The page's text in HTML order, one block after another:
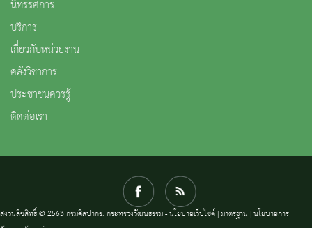
นิทรรศการ
บริการ
เกี่ยวกับหน่วยงาน
คลังวิชาการ
ประชาชนควรรู้
ติดต่อเรา
สงวนลิขสิทธิ์ © 2563 กรมศิลปากร. กระทรวงวัฒนธรรม -นโยบายเว็บไซต์|มาตรฐาน |นโยบายการ